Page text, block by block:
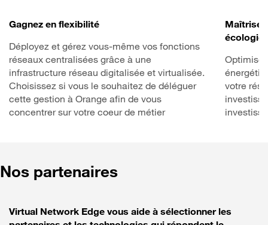
Gagnez en flexibilité
Déployez et gérez vous-même vos fonctions
réseaux centralisées grâce à une
infrastructure réseau digitalisée et virtualisée.
Choisissez si vous le souhaitez de déléguer
cette gestion à Orange afin de vous
concentrer sur votre coeur de métier
votre
Nos partenaires
Virtual Network Edge vous aide à sélectionner les